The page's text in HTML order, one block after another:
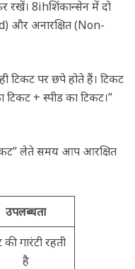
रखें। 8ihशिंकान्सेन में दो
और अनारक्षित (Non-
टिकट पर छपे होते हैं। टिकट
+ स्पीड का टिकट।”
लेते समय आप आरक्षित
उपलब्धता
की गारंटी रहती
है